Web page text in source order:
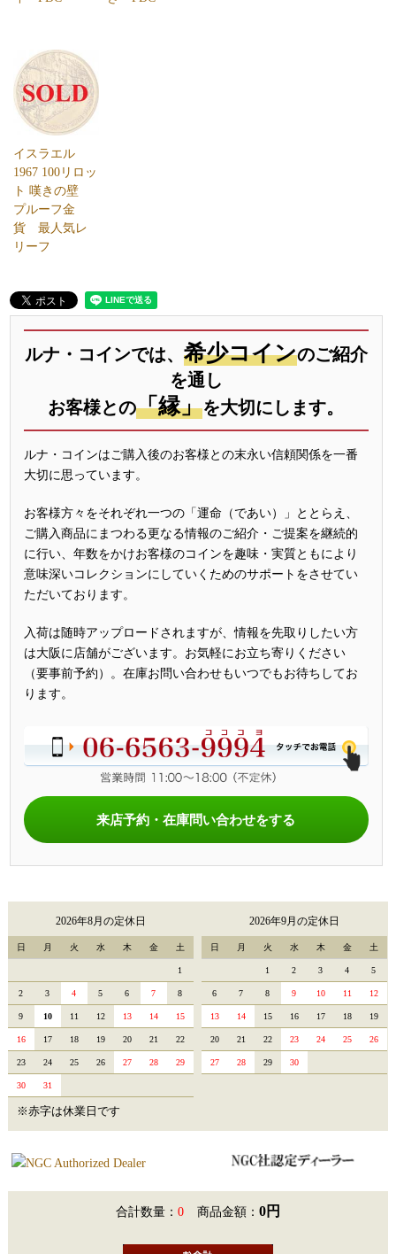
イスラエル
1967 100リロッ
ト 嘆きの壁
プルーフ金
貨 最人気レ
リーフ
ルナ・コインでは、 希少コインのご紹介
を通し
お客様との「縁」を大切にします。
ルナ・コインはご購入後のお客様との末永い信頼関係を一番
大切に思っています。
お客様方々をそれぞれ一つの「運命（であい）」ととらえ、
ご購入商品にまつわる更なる情報のご紹介・ご提案を継続的
に行い、年数をかけお客様のコインを趣味・実質ともにより
意味深いコレクションにしていくためのサポートをさせてい
ただいております。
入荷は随時アップロードされますが、情報を先取りしたい方
は大阪に店舗がございます。お気軽にお立ち寄りください
（要事前予約）。在庫お問い合わせもいつでもお待ちしてお
ります。
来店予約・在庫問い合わせをする
2026年8月の定休日
日 月 火 水 木 金 土
1
2 3 4 5 6 7 8
9 10 11 12 13 14 15
16 17 18 19 20 21 22
23 24 25 26 27 28 29
30 31
2026年9月の定休日
日 月 火 水 木 金 土
1 2 3 4 5
6 7 8 9 10 11 12
13 14 15 16 17 18 19
20 21 22 23 24 25 26
27 28 29 30
※赤字は休業日です
合計数量： 0 商品金額： 0円